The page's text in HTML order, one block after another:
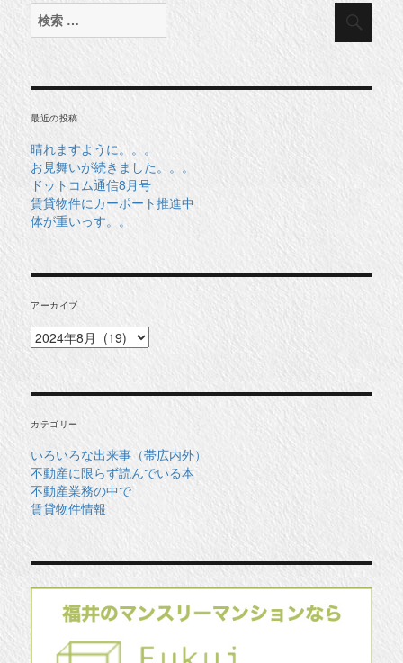
検
索
最近の投稿
晴れますように。。。
お見舞いが続きました。。。
ドットコム通信8月号
賃貸物件にカーポート推進中
体が重いっす。。
アーカイブ
ア
ー
イ
カテゴリー
いろいろな出来事（帯広内外）
不動産に限らず読んでいる本
不動産業務の中で
賃貸物件情報